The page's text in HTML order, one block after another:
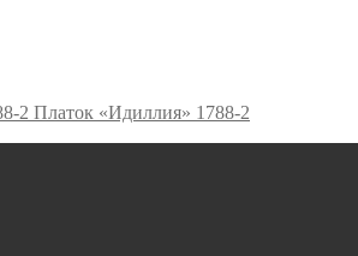
Платок «Идиллия» 1788-2